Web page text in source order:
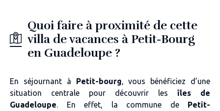
Quoi faire à proximité de cette
villa de vacances à Petit-Bourg
en Guadeloupe ?
En séjournant à Petit-bourg, vous bénéficiez d’une
situation centrale pour découvrir les îles de
Guadeloupe. En effet, la commune de Petit-